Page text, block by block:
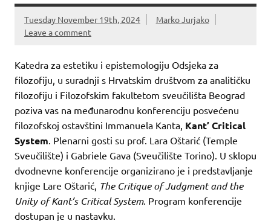
Tuesday November 19th, 2024
Marko Jurjako
Leave a comment
Katedra za estetiku i epistemologiju Odsjeka za
filozofiju, u suradnji s Hrvatskim društvom za analitičku
filozofiju i Filozofskim fakultetom sveučilišta Beograd
poziva vas na međunarodnu konferenciju posvećenu
filozofskoj ostavštini Immanuela Kanta, Kant’ Critical
System. Plenarni gosti su prof. Lara Oštarić (Temple
Sveučilište) i Gabriele Gava (Sveučilište Torino). U sklopu
dvodnevne konferencije organizirano je i predstavljanje
knjige Lare Oštarić, The Critique of Judgment and the
Unity of Kant’s Critical System. Program konferencije
dostupan je u nastavku.